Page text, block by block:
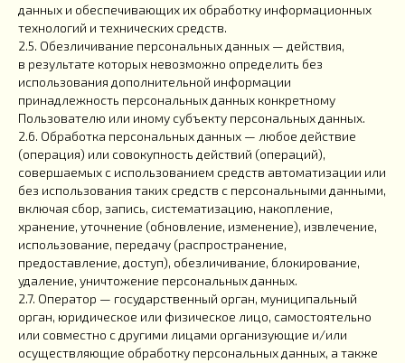
данных и обеспечивающих их обработку информационных
технологий и технических средств.
2.5. Обезличивание персональных данных — действия,
в результате которых невозможно определить без
использования дополнительной информации
принадлежность персональных данных конкретному
Пользователю или иному субъекту персональных данных.
2.6. Обработка персональных данных — любое действие
(операция) или совокупность действий (операций),
совершаемых с использованием средств автоматизации или
без использования таких средств с персональными данными,
включая сбор, запись, систематизацию, накопление,
хранение, уточнение (обновление, изменение), извлечение,
использование, передачу (распространение,
предоставление, доступ), обезличивание, блокирование,
удаление, уничтожение персональных данных.
2.7. Оператор — государственный орган, муниципальный
орган, юридическое или физическое лицо, самостоятельно
или совместно с другими лицами организующие и/или
осуществляющие обработку персональных данных, а также